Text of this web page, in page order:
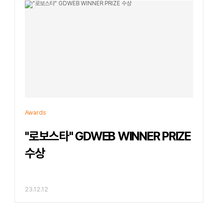
Awards
"로보스타" GDWEB WINNER PRIZE
수상
23.12.12